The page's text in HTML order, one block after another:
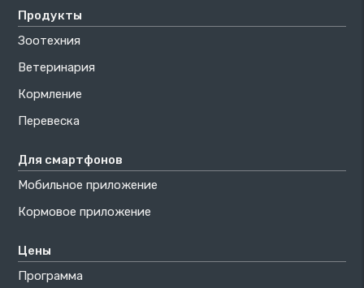
Продукты
Зоотехния
Ветеринария
Кормление
Перевеска
Для смартфонов
Мобильное приложение
Кормовое приложение
Цены
Программа